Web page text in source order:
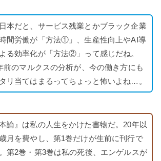
本だと、サービス残業とかブラック企業
間労働が「方法①」、生産性向上やAI導
る効率化が「方法②」って感じだね。
前のマルクスの分析が、今の働き方にも
リ当てはまるってちょっと怖いよね…。
本論』は私の人生をかけた書物だ。20年以
月を費やし、第1巻だけが生前に刊行で
第2巻・第3巻は私の死後、エンゲルスが